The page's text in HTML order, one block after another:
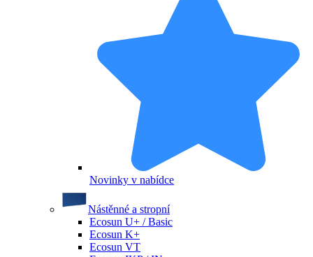
Novinky v nabídce
Nástěnné a stropní
Ecosun U+ / Basic
Ecosun K+
Ecosun VT